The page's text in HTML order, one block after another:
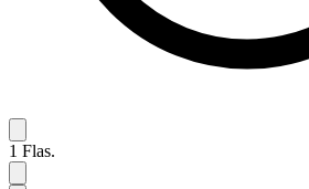
1 Flas.